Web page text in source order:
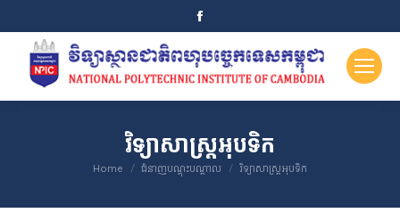
page
opens
in
new
window
វិទ្យាសាស្ត្រអុបទិក
You are here:
Home ជំនាញបណ្តុះបណ្តាល វិទ្យាសាស្ត្រអុបទិក